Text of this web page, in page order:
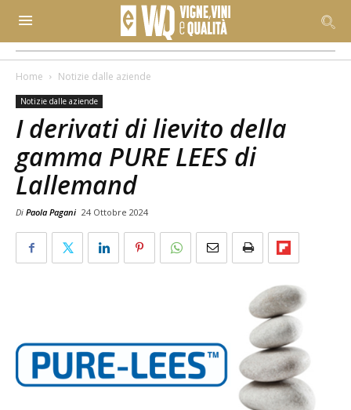
Home Notizie dalle aziende
Notizie dalle aziende
I derivati di lievito della
gamma PURE LEES di
Lallemand
Di Paola Pagani 24 Ottobre 2024